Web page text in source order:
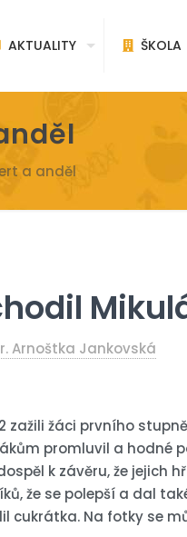
AKTUALITY ŠKOLA
a anděl
Arnoštka Jankovská
zažili žáci prvního
promluvil a hodné
k závěru, že jejich
že se polepší a dal
cukrátka. Na fotky se